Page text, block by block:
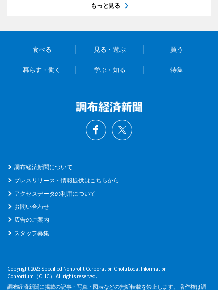
もっと見る
食べる 見る・遊ぶ 買う
暮らす・働く 学ぶ・知る 特集
調布経済新聞について
プレスリリース・情報提供はこちらから
アクセスデータの利用について
お問い合わせ
広告のご案内
スタッフ募集
Copyright 2023 Specified Nonprofit Corporation Chofu Local Information
Consortium（CLIC） All rights reserved.
調布経済新聞に掲載の記事・写真・図表などの無断転載を禁止します。 著作権は調